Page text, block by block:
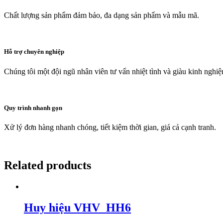
Chất lượng sản phẩm đảm bảo, đa dạng sản phẩm và mẫu mã.
Hỗ trợ chuyên nghiệp
Chúng tôi một đội ngũ nhân viên tư vấn nhiệt tình và giàu kinh
Quy trình nhanh gọn
Xử lý đơn hàng nhanh chóng, tiết kiệm thời gian, giá cả cạnh tranh.
Related products
Huy hiệu VHV_HH6